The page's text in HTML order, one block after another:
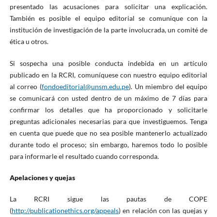
presentado las acusaciones para solicitar una explicación.
También es posible el equipo editorial se comunique con la
institución de investigación de la parte involucrada, un comité de
ética u otros.
Si sospecha una posible conducta indebida en un artículo
publicado en la RCRI, comuníquese con nuestro equipo editorial
al correo (fondoeditorial@unsm.edu.pe). Un miembro del equipo
se comunicará con usted dentro de un máximo de 7 días para
confirmar los detalles que ha proporcionado y solicitarle
preguntas adicionales necesarias para que investiguemos. Tenga
en cuenta que puede que no sea posible mantenerlo actualizado
durante todo el proceso; sin embargo, haremos todo lo posible
para informarle el resultado cuando corresponda.
Apelaciones y quejas
La RCRI sigue las pautas de COPE
(http://publicationethics.org/appeals) en relación con las quejas y